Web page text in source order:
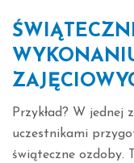
Przykład? W jednej
uczestnikami
świąteczne ozdoby.